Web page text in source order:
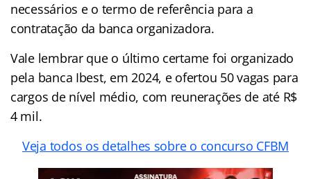
necessários e o termo de referência para a
contratação da banca organizadora.
Vale lembrar que o último certame foi organizado
pela banca Ibest, em 2024, e ofertou 50 vagas para
cargos de nível médio, com reunerações de até R$
4 mil.
Veja todos os detalhes sobre o concurso CFBM